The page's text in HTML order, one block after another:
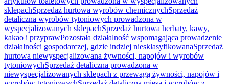
sklepachSprzedaż hurtowa wyrobów chemicznychSprzedaż
detaliczna wyrobów tytoniowych prowadzona w
wyspecjalizowanych sklepachSprzedaż hurtowa herbaty, kawy,
kakao i przyprawPozostała działalność wspomagająca prowadzenie
działalności gospodarczej, gdzie indziej niesklasyfikowanaSprzedaż
hurtowa niewyspecjalizowana żywności, napojów i wyrobów
tytoniowychSprzedaż detaliczna prowadzona w
niewyspecjalizowanych sklepach z przewagą żywności, napojów i